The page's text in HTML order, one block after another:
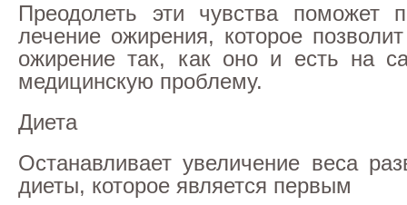
Преодолеть эти чувства поможет
лечение ожирения, которое
ожирение так, как оно и есть на
медицинскую проблему.
Диета
Останавливает увеличение веса
диеты, которое является первым